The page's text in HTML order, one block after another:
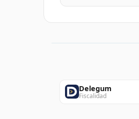
Delegum
Fiscalidad